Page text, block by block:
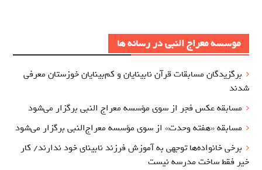
موسسه معراج النبی در رسانه ها
برگزيدگان مسابقات قرآن نابینایان و کم‌بینایان خوزستان معرفي
شدند
مسابقه عکس فجر از سوی مؤسسه معراج‌ النبی برگزار می‌شود
مسابقه «هفته وحدت» از سوی مؤسسه معراج‌النبی برگزار می‌شود
برخی خانواده‌ها توجهی به آموزش‌ فرزند نابینای خود ندارند/ کار
خیر فقط ساخت مدرسه نیست